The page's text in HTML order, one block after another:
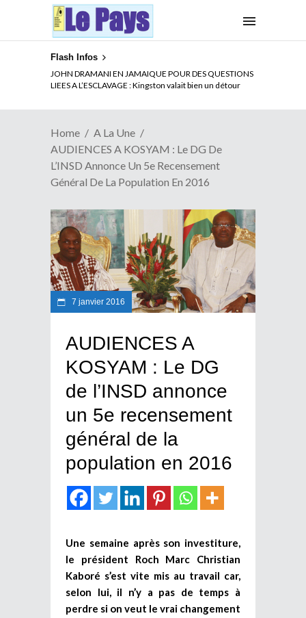
Flash Infos
JOHN DRAMANI EN JAMAIQUE POUR DES QUESTIONS
LIEES A L’ESCLAVAGE : Kingston valait bien un détour
ELECTION DE TALON A LA TETE DU SENAT BENINOIS :
Quand Patrice quitte le pouvoir sans partir !
Home
A La Une
AUDIENCES A KOSYAM : Le DG De
L’INSD Annonce Un 5e Recensement
Général De La Population En 2016
7 janvier 2016
AUDIENCES A
KOSYAM : Le DG
de l’INSD annonce
un 5e recensement
général de la
population en 2016
Une semaine après son investiture,
le président Roch Marc Christian
Kaboré s’est vite mis au travail car,
selon lui, il n’y a pas de temps à
perdre si on veut le vrai changement